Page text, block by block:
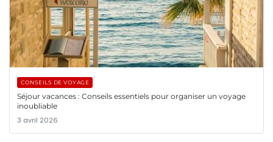
CONSEILS DE VOYAGE
Séjour vacances : Conseils essentiels pour organiser un voyage
inoubliable
3 avril 2026